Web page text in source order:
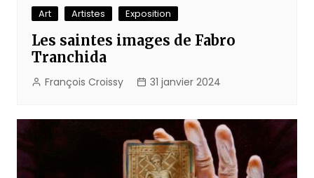
Art Artistes Exposition
Les saintes images de Fabro
Tranchida
François Croissy 31 janvier 2024